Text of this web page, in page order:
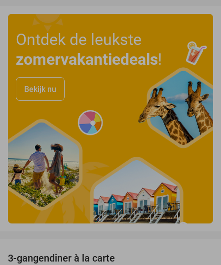
Ontdek de leukste
zomervakantiedeals!
Bekijk nu
3-gangendiner à la carte